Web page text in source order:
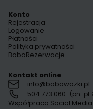
Konto
Rejestracja
Logowanie
Płatności
Polityka prywatności
BoboRezerwacje
Kontakt online
info@bobowozki.pl
504 773 060 (pn-pt
Współpraca Social Media